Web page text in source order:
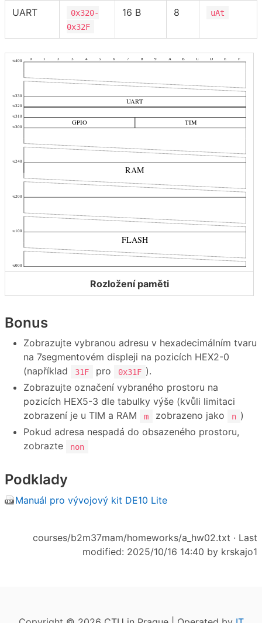
UART
0x320-
0x32F
16 B 8 uAt
Rozložení paměti
Bonus
Zobrazujte vybranou adresu v hexadecimálním tvaru
na 7segmentovém displeji na pozicích HEX2-0
(například
31F pro 0x31F ).
Zobrazujte označení vybraného prostoru na
pozicích HEX5-3 dle tabulky výše (kvůli limitaci
zobrazení je u TIM a RAM
m zobrazeno jako n )
Pokud adresa nespadá do obsazeného prostoru,
zobrazte
non
Podklady
Manuál pro vývojový kit DE10 Lite
courses/b2m37mam/homeworks/a_hw02.txt · Last
modified: 2025/10/16 14:40 by krskajo1